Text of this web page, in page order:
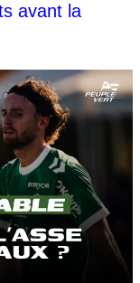
avant la